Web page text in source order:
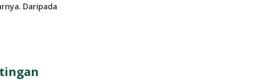
Daripada